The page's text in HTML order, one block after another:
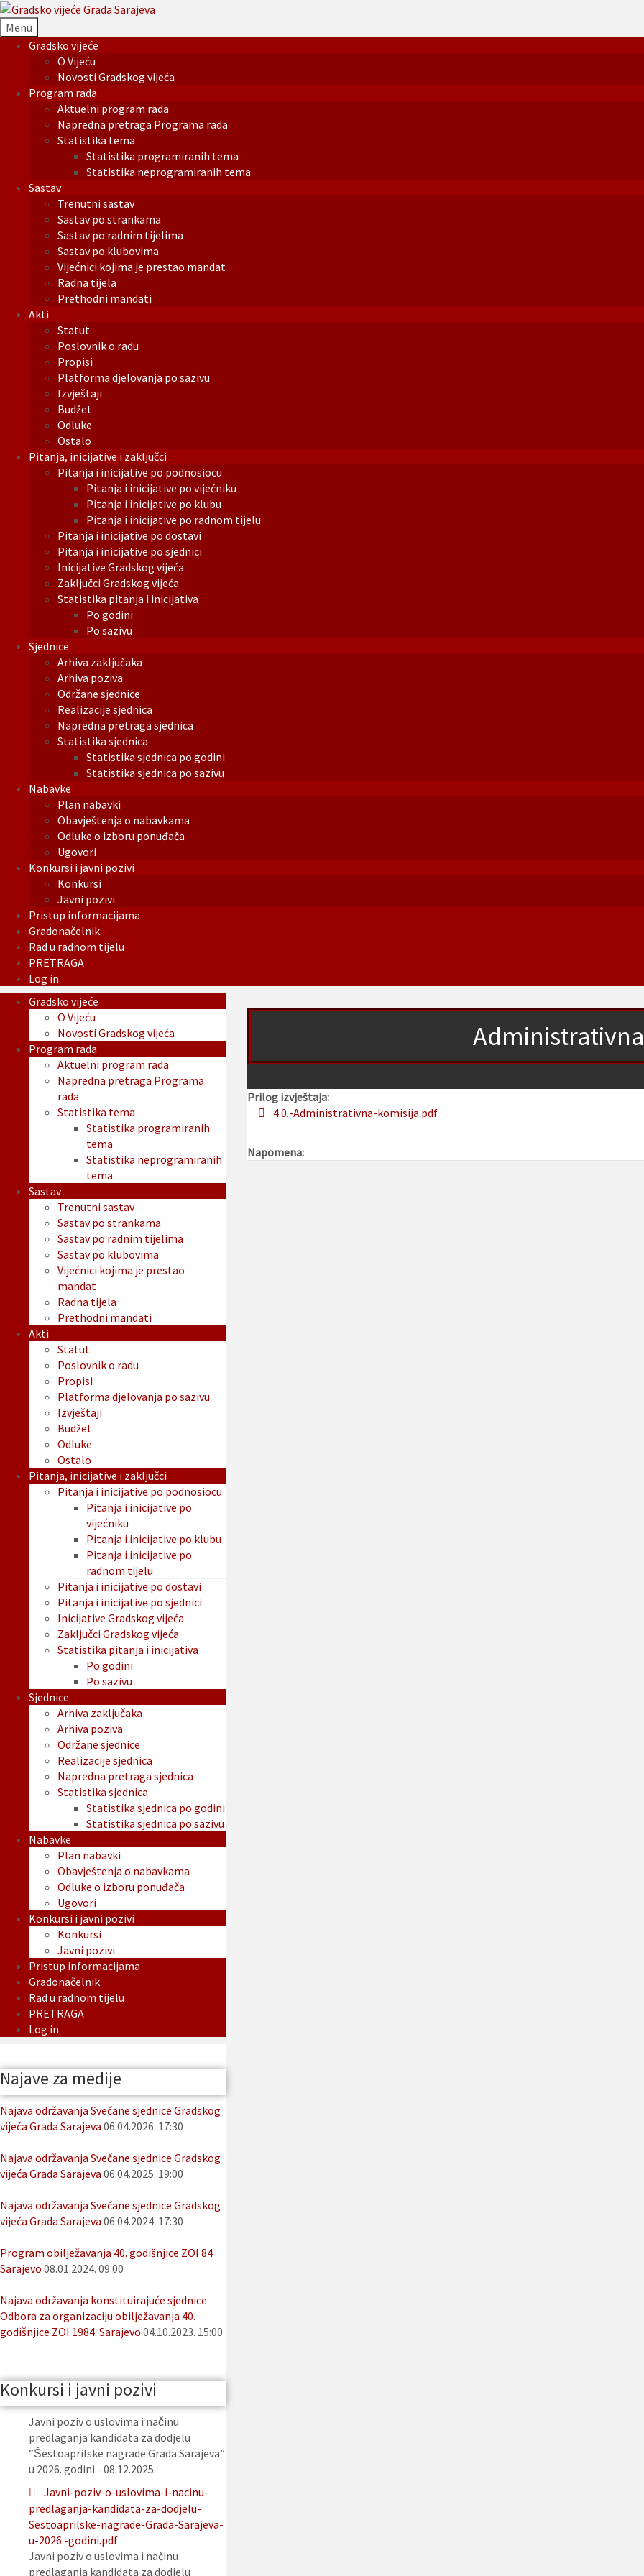
Menu
Gradsko vijeće
O Vijeću
Novosti Gradskog vijeća
Program rada
Aktuelni program rada
Napredna pretraga Programa rada
Statistika tema
Statistika programiranih tema
Statistika neprogramiranih tema
Sastav
Trenutni sastav
Sastav po strankama
Sastav po radnim tijelima
Sastav po klubovima
Vijećnici kojima je prestao mandat
Radna tijela
Prethodni mandati
Akti
Statut
Poslovnik o radu
Propisi
Platforma djelovanja po sazivu
Izvještaji
Budžet
Odluke
Ostalo
Pitanja, inicijative i zaključci
Pitanja i inicijative po podnosiocu
Pitanja i inicijative po vijećniku
Pitanja i inicijative po klubu
Pitanja i inicijative po radnom tijelu
Pitanja i inicijative po dostavi
Pitanja i inicijative po sjednici
Inicijative Gradskog vijeća
Zaključci Gradskog vijeća
Statistika pitanja i inicijativa
Po godini
Po sazivu
Sjednice
Arhiva zaključaka
Arhiva poziva
Održane sjednice
Realizacije sjednica
Napredna pretraga sjednica
Statistika sjednica
Statistika sjednica po godini
Statistika sjednica po sazivu
Nabavke
Plan nabavki
Obavještenja o nabavkama
Odluke o izboru ponuđača
Ugovori
Konkursi i javni pozivi
Konkursi
Javni pozivi
Pristup informacijama
Gradonačelnik
Rad u radnom tijelu
PRETRAGA
Log in
Prilog izvještaja:
4.0.-Administrativna-komisija.pdf
Napomena:
Gradsko vijeće
O Vijeću
Novosti Gradskog vijeća
Program rada
Aktuelni program rada
Napredna pretraga Programa
rada
Statistika tema
Statistika programiranih
tema
Statistika neprogramiranih
tema
Sastav
Trenutni sastav
Sastav po strankama
Sastav po radnim tijelima
Sastav po klubovima
Vijećnici kojima je prestao
mandat
Radna tijela
Prethodni mandati
Akti
Statut
Poslovnik o radu
Propisi
Platforma djelovanja po sazivu
Izvještaji
Budžet
Odluke
Ostalo
Pitanja, inicijative i zaključci
Pitanja i inicijative po podnosiocu
Pitanja i inicijative po
vijećniku
Pitanja i inicijative po klubu
Pitanja i inicijative po
radnom tijelu
Pitanja i inicijative po dostavi
Pitanja i inicijative po sjednici
Inicijative Gradskog vijeća
Zaključci Gradskog vijeća
Statistika pitanja i inicijativa
Po godini
Po sazivu
Sjednice
Arhiva zaključaka
Arhiva poziva
Održane sjednice
Realizacije sjednica
Napredna pretraga sjednica
Statistika sjednica
Statistika sjednica po godini
Statistika sjednica po sazivu
Nabavke
Plan nabavki
Obavještenja o nabavkama
Odluke o izboru ponuđača
Ugovori
Konkursi i javni pozivi
Konkursi
Javni pozivi
Pristup informacijama
Gradonačelnik
Rad u radnom tijelu
PRETRAGA
Log in
Najave za medije
Najava održavanja Svečane sjednice Gradskog
vijeća Grada Sarajeva 06.04.2026. 17:30
Najava održavanja Svečane sjednice Gradskog
vijeća Grada Sarajeva 06.04.2025. 19:00
Najava održavanja Svečane sjednice Gradskog
vijeća Grada Sarajeva 06.04.2024. 17:30
Program obilježavanja 40. godišnjice ZOI 84
Sarajevo 08.01.2024. 09:00
Najava održavanja konstituirajuće sjednice
Odbora za organizaciju obilježavanja 40.
godišnjice ZOI 1984. Sarajevo 04.10.2023. 15:00
Konkursi i javni pozivi
Javni poziv o uslovima i načinu
predlaganja kandidata za dodjelu
“Šestoaprilske nagrade Grada Sarajeva”
u 2026. godini - 08.12.2025.
Javni-poziv-o-uslovima-i-nacinu-
predlaganja-kandidata-za-dodjelu-
Sestoaprilske-nagrade-Grada-Sarajeva-
u-2026.-godini.pdf
Javni poziv o uslovima i načinu
predlaganja kandidata za dodjelu